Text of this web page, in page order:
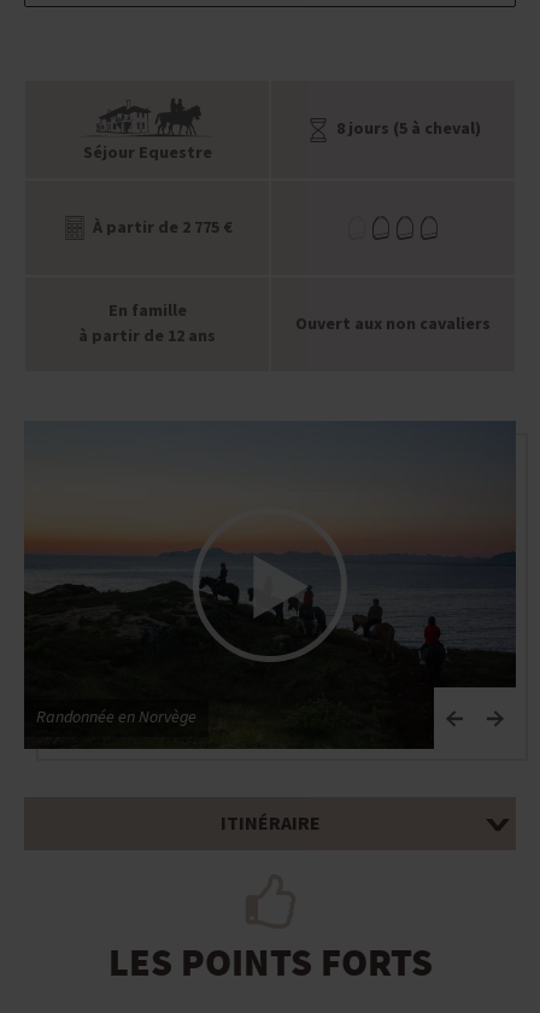
Séjour Equestre
8 jours (5 à cheval)
À partir de 2 775 €
En famille
à partir de 12 ans
Ouvert aux non cavaliers
Randonnée en Norvège
ITINÉRAIRE
LES POINTS FORTS